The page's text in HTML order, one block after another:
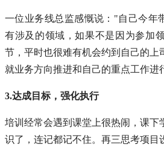
一位业务线总监感慨说："自己今年
有涉及的领域，如果不是因为参加
节，平时也很难有机会约到自己的上
就业务方向推进和自己的重点工作进
3.达成目标，强化执行
培训经常会遇到课堂上很热闹，课下
识了，连记都记不住。再三思考项目